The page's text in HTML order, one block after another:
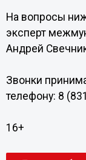
На вопросы
эксперт
Андрей
Звонки
телефону: 8
16+